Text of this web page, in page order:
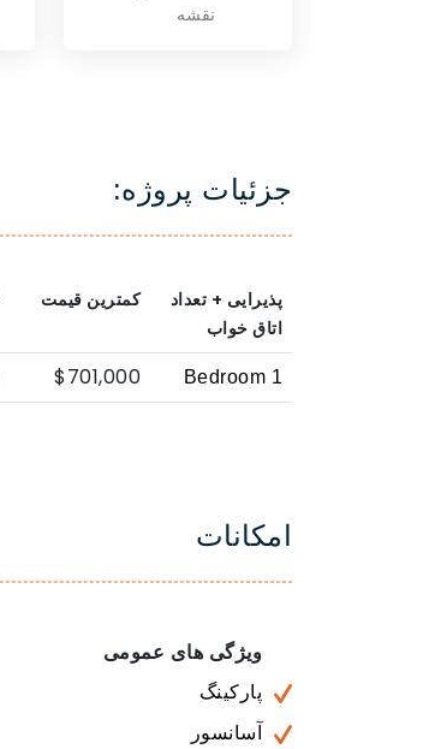
نقشه
جزئیات پروژه:
پذیرایی + تعداد
اتاق خواب
کمترین قیمت
1 Bedroom
$701,000
امکانات
ویژگی های عمومی
پارکینگ
آسانسور